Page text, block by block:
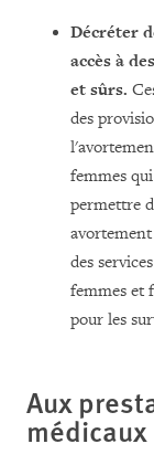
Décréter
accès à
et sûrs.
des
femmes
permettre
des
femmes et
pour les
Aux
médicaux